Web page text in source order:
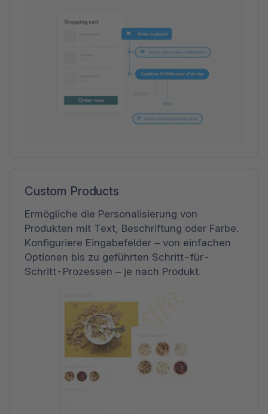
Custom Products
Ermögliche die Personalisierung von
Produkten mit Text, Beschriftung oder Farbe.
Konfiguriere Eingabefelder – von einfachen
Optionen bis zu geführten Schritt-für-
Schritt-Prozessen – je nach Produkt.